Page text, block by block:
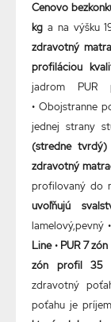
Cenovo
kg a na výšku
zdravotný
profiláciou
jadrom PUR
• Obojstranne
jednej strany
(stredne
zdravotný
profilovaný do
uvoľňujú
Line• PUR 7
zón profil 35
zdravotný
poťahu je